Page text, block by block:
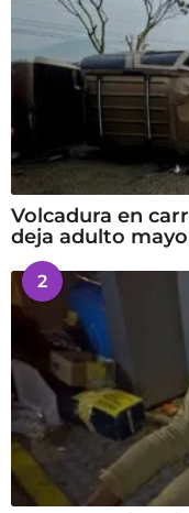
Volcadura en
deja adulto
2